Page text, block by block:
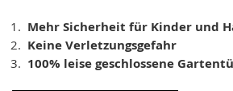
Mehr Sicherheit für Kinder und
Keine Verletzungsgefahr
100% leise geschlossene